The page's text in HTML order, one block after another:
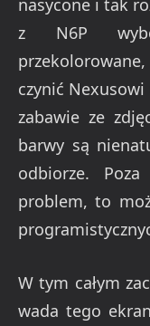
nasycone i tak
z N6P
czynić
zabawie ze
barwy są
odbiorze.
problem, to
W tym całym
wada tego